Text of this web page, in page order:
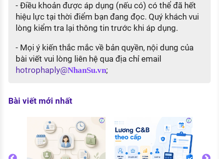
- Điều khoản được áp dụng (nếu có) có thể đã hết
hiệu lực tại thời điểm bạn đang đọc. Quý khách vui
lòng kiểm tra lại thông tin trước khi áp dụng.
- Mọi ý kiến thắc mắc về bản quyền, nội dung của
bài viết vui lòng liên hệ qua địa chỉ email
hotrophaply@NhanSu.vn;
Bài viết mới nhất
khi